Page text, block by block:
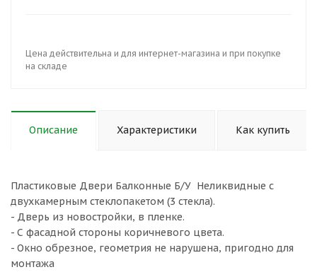
Цена действительна и для интернет-магазина и при покупке
на складе
Описание Характеристики Как купить
Пластиковые Двери Балконные Б/У Неликвидные с
двухкамерным стеклопакетом (3 стекла).
- Дверь из новостройки, в пленке.
- С фасадной стороны коричневого цвета.
- Окно обрезное, геометрия не нарушена, пригодно для
монтажа